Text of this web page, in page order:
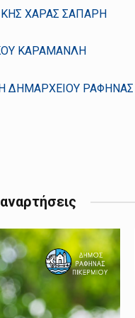
ΧΑΡΑΣ ΣΑΠΑΡΗ
ΚΑΡΑΜΑΝΛΗ
ΔΗΜΑΡΧΕΙΟΥ ΡΑΦΗΝΑΣ